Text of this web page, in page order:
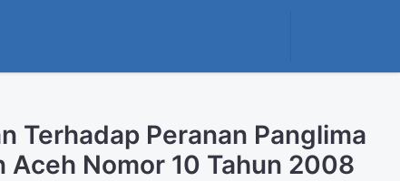
Terhadap Peranan Panglima
Aceh Nomor 10 Tahun 2008